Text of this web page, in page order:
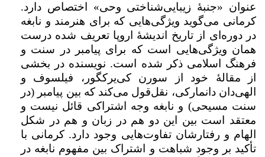
عنوان «جنبۀ زیبایی‌شناختی وحی» اختصاص دارد.
کرمانی می‌گوید ویژگی‌هایی که برای هنرمند و نابغه
در دوره‌ای از تاریخ اندیشۀ اروپا تعریف شده درست
همان ویژگی‌هایی است که برای پیامبر در سنت و
فرهنگ اسلامی ذکر شده است. نویسنده در بخشی
از مقالۀ خود از سورن کی‌یرکگور، فیلسوف و
الهی‌دان دانمارکی، نقل‌قول می‌کند که بین پیامبر (در
سنت مسیحی) و نابغه وجه اشتراکی قائل نیست و
معتقد است بین این دو هم در زبان و هم در شکل
الهام و رفتارشان تفاوت‌هایی وجود دارد. کرمانی با
تأکید بر وجود شباهت و اشتراک بین مفهوم نابغه در